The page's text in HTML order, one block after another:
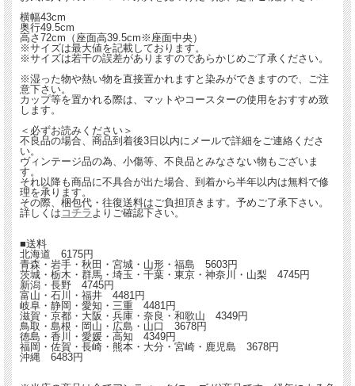
横幅43cm
奥行49.5cm
高さ72cm（座面高39.5cm※座面中央）
※サイズは最大値を記載しております。
※サイズは若干の誤差がありますのであらかじめご了承ください。
※湿った物や熱い物を直接置かれますと染みができますので、ご注
意下さい。
カップ等を置かれる際は、マットやコースターの使用をおすすめ致
します。
＜必ずお読みください＞
不良品の場合、商品到着後3日以内にメールで詳細をご連絡くださ
い。
ヴィンテージ品の為、小傷等、不良品とみなさない物もございま
す。
それ以降も商品に不具合が出た場合、到着から半年以内は無料で修
理を承ります。
その際、梱包代・往復送料はご負担頂きます。予めご了承下さい。
詳しくは コチラ よりご確認下さい。
■送料
北海道 6175円
青森・岩手・秋田・宮城・山形・福島 5603円
茨城・栃木・群馬・埼玉・千葉・東京・神奈川・山梨 4745円
新潟・長野 4745円
富山・石川・福井 4481円
岐阜・静岡・愛知・三重 4481円
滋賀・京都・大阪・兵庫・奈良・和歌山 4349円
鳥取・島根・岡山・広島・山口 3678円
徳島・香川・愛媛・高知 4349円
福岡・佐賀・長崎・熊本・大分・宮崎・鹿児島 3678円
沖縄 6483円